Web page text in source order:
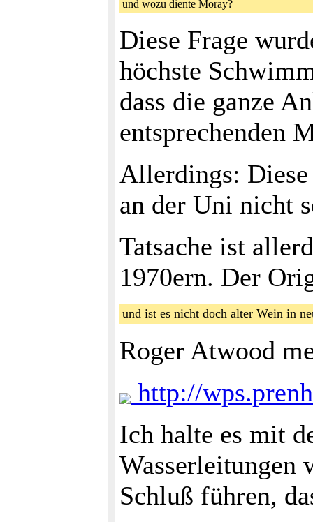
und wozu diente Moray?
Diese Frage
höchste
dass die ganze
entsprechenden
Allerdings:
an der Uni nicht
Tatsache ist
1970ern. Der
und ist es nicht doch alter Wein in
Roger Atwood
http://
Ich halte es mit
Wasserleitungen
Schluß führen,